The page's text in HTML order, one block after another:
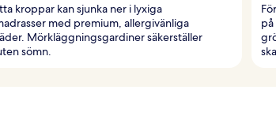
kroppar kan sjunka ner i lyxiga
med premium, allergivänliga
Mörkläggningsgardiner säkerställer
sömn.